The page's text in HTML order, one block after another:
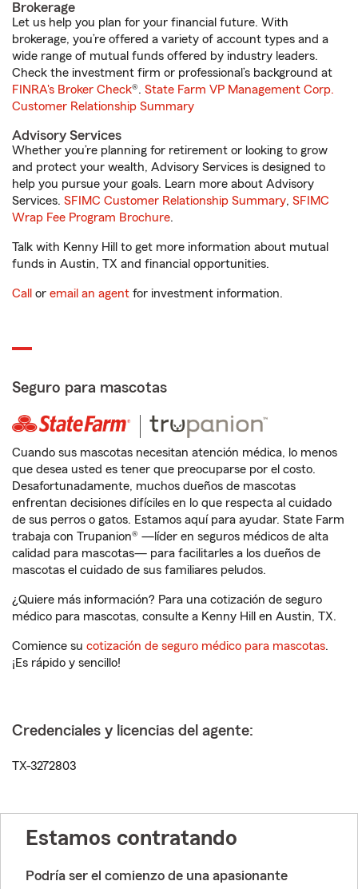
Brokerage
Let us help you plan for your financial future. With
brokerage, you’re offered a variety of account types and a
wide range of mutual funds offered by industry leaders.
Check the investment firm or professional’s background at
FINRA's Broker Check®. State Farm VP Management Corp.
Customer Relationship Summary
Advisory Services
Whether you’re planning for retirement or looking to grow
and protect your wealth, Advisory Services is designed to
help you pursue your goals. Learn more about Advisory
Services. SFIMC Customer Relationship Summary, SFIMC
Wrap Fee Program Brochure.
Talk with Kenny Hill to get more information about mutual
funds in Austin, TX and financial opportunities.
Call or email an agent for investment information.
Seguro para mascotas
Cuando sus mascotas necesitan atención médica, lo menos
que desea usted es tener que preocuparse por el costo.
Desafortunadamente, muchos dueños de mascotas
enfrentan decisiones difíciles en lo que respecta al cuidado
de sus perros o gatos. Estamos aquí para ayudar. State Farm
trabaja con Trupanion® —líder en seguros médicos de alta
calidad para mascotas— para facilitarles a los dueños de
mascotas el cuidado de sus familiares peludos.
¿Quiere más información? Para una cotización de seguro
médico para mascotas, consulte a Kenny Hill en Austin, TX.
Comience su cotización de seguro médico para mascotas.
¡Es rápido y sencillo!
Credenciales y licencias del agente:
TX-3272803
Estamos contratando
Podría ser el comienzo de una apasionante